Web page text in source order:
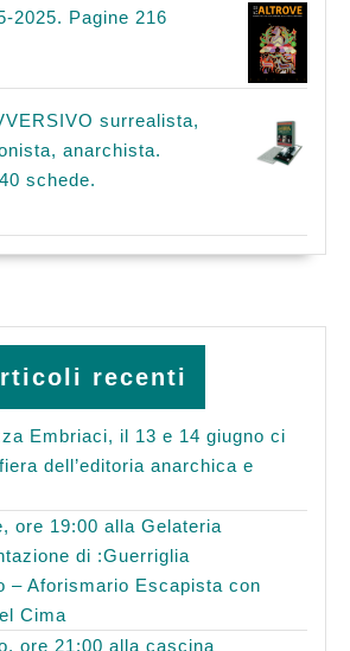
2025. Pagine 216
surrealista,
anarchista.
schede.
recenti
Embriaci, il 13 e 14 giugno ci
dell’editoria anarchica e
ore 19:00 alla Gelateria
di :Guerriglia
– Aforismario Escapista con
Cima
ore 21:00 alla cascina